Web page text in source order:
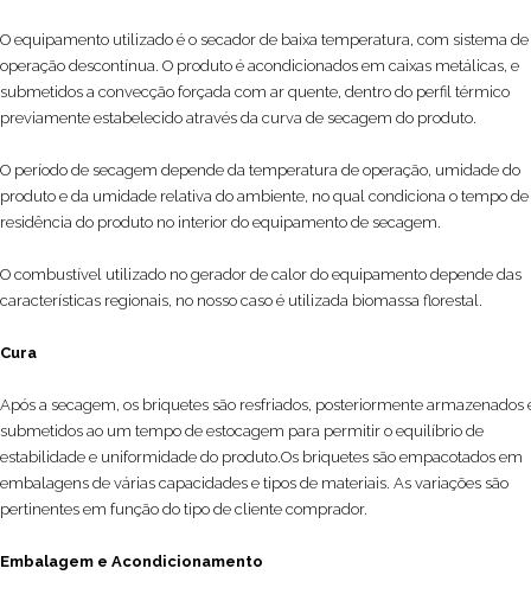
O equipamento utilizado é o secador de baixa temperatura, com sistema de
operação descontínua. O produto é acondicionados em caixas metálicas, e
submetidos a convecção forçada com ar quente, dentro do perfil térmico
previamente estabelecido através da curva de secagem do produto.
O período de secagem depende da temperatura de operação, umidade do
produto e da umidade relativa do ambiente, no qual condiciona o tempo de
residência do produto no interior do equipamento de secagem.
O combustível utilizado no gerador de calor do equipamento depende das
características regionais, no nosso caso é utilizada biomassa florestal.
Cura
Após a secagem, os briquetes são resfriados, posteriormente armazenados
submetidos ao um tempo de estocagem para permitir o equilíbrio de
estabilidade e uniformidade do produto.Os briquetes são empacotados em
embalagens de várias capacidades e tipos de materiais. As variações são
pertinentes em função do tipo de cliente comprador.
Embalagem e Acondicionamento